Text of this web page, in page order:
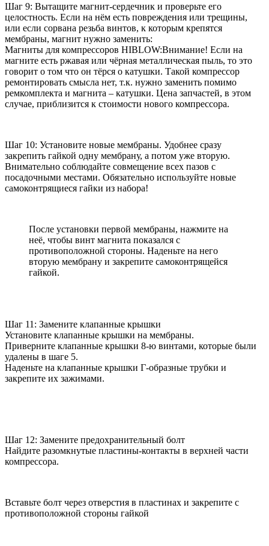
Шаг 9: Вытащите магнит-сердечник и проверьте его
целостность. Если на нём есть повреждения или трещины,
или если сорвана резьба винтов, к которым крепятся
мембраны, магнит нужно заменить:
Магниты для компрессоров HIBLOW:Внимание! Если на
магните есть ржавая или чёрная металлическая пыль, то это
говорит о том что он тёрся о катушки. Такой компрессор
ремонтировать смысла нет, т.к. нужно заменить помимо
ремкомплекта и магнита – катушки. Цена запчастей, в этом
случае, приблизится к стоимости нового компрессора.
Шаг 10: Установите новые мембраны. Удобнее сразу
закрепить гайкой одну мембрану, а потом уже вторую.
Внимательно соблюдайте совмещение всех пазов с
посадочными местами. Обязательно используйте новые
самоконтрящиеся гайки из набора!
После установки первой мембраны, нажмите на
неё, чтобы винт магнита показался с
противоположной стороны. Наденьте на него
вторую мембрану и закрепите самоконтрящейся
гайкой.
Шаг 11: Замените клапанные крышки
Установите клапанные крышки на мембраны.
Приверните клапанные крышки 8-ю винтами, которые были
удалены в шаге 5.
Наденьте на клапанные крышки Г-образные трубки и
закрепите их зажимами.
Шаг 12: Замените предохранительный болт
Найдите разомкнутые пластины-контакты в верхней части
компрессора.
Вставьте болт через отверстия в пластинах и закрепите с
противоположной стороны гайкой